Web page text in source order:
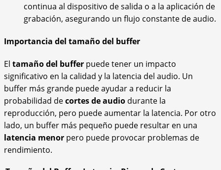
continua al dispositivo de salida o a la aplicación de
grabación, asegurando un flujo constante de audio.
Importancia del tamaño del buffer
El tamaño del buffer puede tener un impacto
significativo en la calidad y la latencia del audio. Un
buffer más grande puede ayudar a reducir la
probabilidad decortes de audio durante la
reproducción, pero puede aumentar la latencia. Por otro
lado, un buffer más pequeño puede resultar en una
latencia menor pero puede provocar problemas de
rendimiento.